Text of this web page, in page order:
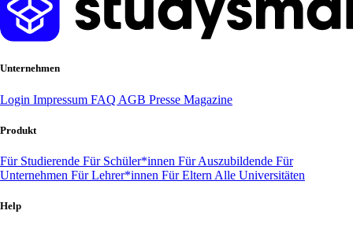
Unternehmen
Login Impressum FAQ AGB Presse Magazine
Produkt
Für Studierende Für Schüler*innen Für Auszubildende Für
Unternehmen Für Lehrer*innen Für Eltern Alle Universitäten
Help